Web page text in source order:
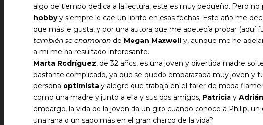
algo de tiempo dedica a la lectura, este es muy pequeño. Pero
hobbyy siempre le cae un librito en esas fechas. Este año me
que más le gusta, y por una autora que me apetecía probar (aquí
también se enamoran de Megan Maxwell y, aunque me he
a mi me ha resultado interesante.
Marta Rodríguez, de 32 años, es una joven y divertida madre
bastante complicado, ya que se quedó embarazada muy joven y
persona optimista y alegre que trabaja en el taller de moda
como una madre y junto a ella y sus dos amigos, Patricia y Adrián
embargo, la vida de la joven da un giro cuando conoce a Philip, un
una rana o un sapo más en el gran charco de la vida?